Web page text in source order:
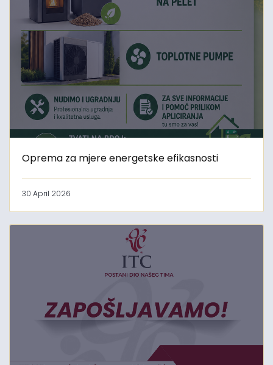
Oprema za mjere energetske efikasnosti
30 April 2026